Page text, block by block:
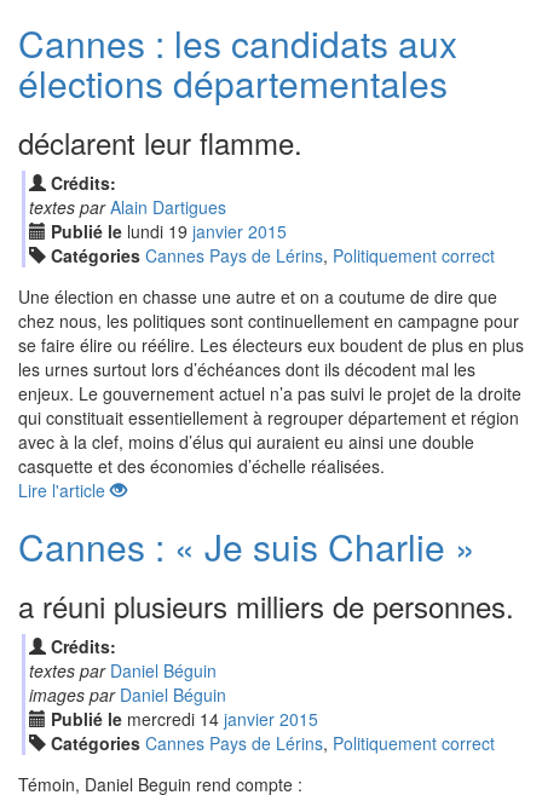
Cannes : les candidats aux
élections départementales
déclarent leur flamme.
Crédits:
textes par Alain Dartigues
Publié le lundi 19 janvier 2015
Catégories Cannes Pays de Lérins, Politiquement correct
Une élection en chasse une autre et on a coutume de dire que
chez nous, les politiques sont continuellement en campagne pour
se faire élire ou réélire. Les électeurs eux boudent de plus en plus
les urnes surtout lors d’échéances dont ils décodent mal les
enjeux. Le gouvernement actuel n’a pas suivi le projet de la droite
qui constituait essentiellement à regrouper département et région
avec à la clef, moins d’élus qui auraient eu ainsi une double
casquette et des économies d’échelle réalisées.
Lire l'article
Cannes : « Je suis Charlie »
a réuni plusieurs milliers de personnes.
Crédits:
textes par Daniel Béguin
images par Daniel Béguin
Publié le mercredi 14 janvier 2015
Catégories Cannes Pays de Lérins, Politiquement correct
Témoin, Daniel Beguin rend compte :